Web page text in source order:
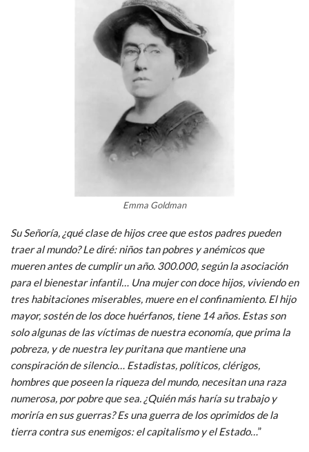
Emma Goldman
Su Señoría, ¿qué clase de hijos cree que estos padres pueden
traer al mundo? Le diré: niños tan pobres y anémicos que
mueren antes de cumplir un año. 300.000, según la asociación
para el bienestar infantil… Una mujer con doce hijos, viviendo en
tres habitaciones miserables, muere en el confinamiento. El hijo
mayor, sostén de los doce huérfanos, tiene 14 años. Estas son
solo algunas de las víctimas de nuestra economía, que prima la
pobreza, y de nuestra ley puritana que mantiene una
conspiración de silencio… Estadistas, políticos, clérigos,
hombres que poseen la riqueza del mundo, necesitan una raza
numerosa, por pobre que sea. ¿Quién más haría su trabajo y
moriría en sus guerras? Es una guerra de los oprimidos de la
tierra contra sus enemigos: el capitalismo y el Estado…”